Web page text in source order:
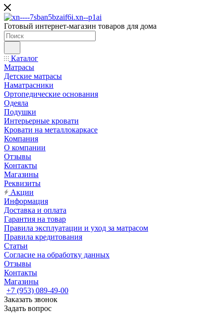
Готовый интернет-магазин товаров для дома
Каталог
Матрасы
Детские матрасы
Наматрасники
Ортопедические основания
Одеяла
Подушки
Интерьерные кровати
Кровати на металлокаркасе
Компания
О компании
Отзывы
Контакты
Магазины
Реквизиты
Акции
Информация
Доставка и оплата
Гарантия на товар
Правила эксплуатации и уход за матрасом
Правила кредитования
Статьи
Согласие на обработку данных
Отзывы
Контакты
Магазины
+7 (953) 089-49-00
Заказать звонок
Задать вопрос